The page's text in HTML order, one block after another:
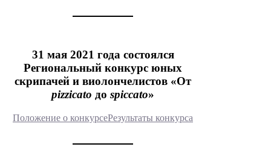
31 мая 2021 года состоялся
Региональный конкурс юных
скрипачей и виолончелистов «От
pizzicato до spiccato»
Положение о конкурсеРезультаты конкурса